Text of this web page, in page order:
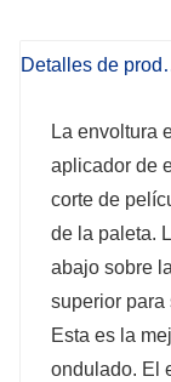
La envoltura
aplicador de
corte de
de la paleta.
abajo sobre
superior para
Esta es la
ondulado. El